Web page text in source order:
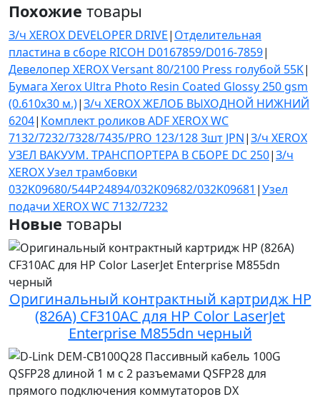
Похожие товары
З/ч XEROX DEVELOPER DRIVE| Отделительная
пластина в сборе RICOH D0167859/D016-7859|
Девелопер XEROX Versant 80/2100 Press голубой 55K|
Бумага Xerox Ultra Photo Resin Coated Glossy 250 gsm
(0.610х30 м.)|З/ч XEROX ЖЕЛОБ ВЫХОДНОЙ НИЖНИЙ
6204| Комплект роликов ADF XEROX WC
7132/7232/7328/7435/PRO 123/128 3шт JPN|З/ч XEROX
УЗЕЛ ВАКУУМ. ТРАНСПОРТЕРА В СБОРЕ DC 250|З/ч
XEROX Узел трамбовки
032K09680/544P24894/032K09682/032K09681 |Узел
подачи XEROX WC 7132/7232
Новые товары
Оригинальный контрактный картридж HP
(826A) CF310AC для HP Color LaserJet
Enterprise M855dn черный